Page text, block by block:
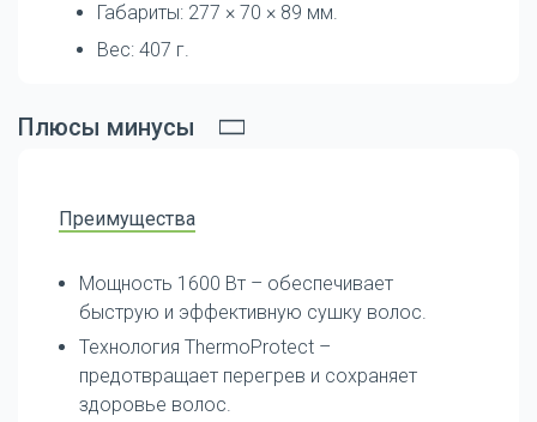
Габариты: 277 × 70 × 89 мм.
Вес: 407 г.
Плюсы минусы
Преимущества
Мощность 1600 Вт – обеспечивает
быструю и эффективную сушку волос.
Технология ThermoProtect –
предотвращает перегрев и сохраняет
здоровье волос.